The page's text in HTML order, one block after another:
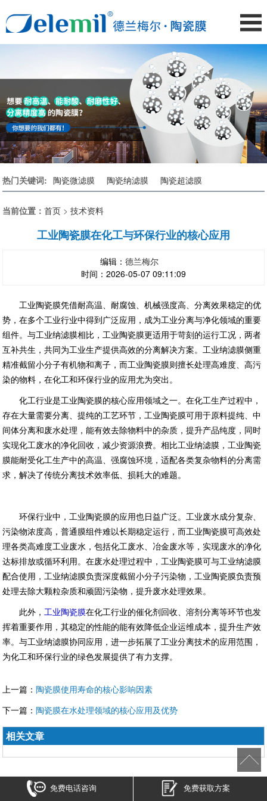
热门关键词: 陶瓷微滤膜 陶瓷纳滤膜 陶瓷超滤膜
当前位置：首页 >技术资料
工业陶瓷膜在化工与环保行业的核心应用
编辑： 德兰梅尔
时间：2026-05-07 09:11:09
工业陶瓷膜凭借耐高温、耐腐蚀、机械强度高、分离效果稳定的优
势，在多个工业行业中得到广泛应用，成为工业分离与净化领域的重要
组件。与工业纳滤膜相比，工业陶瓷膜更适用于苛刻的运行工况，两者
互补共生，共同为工业生产提供高效的分离解决方案。工业纳滤膜侧重
精准截留小分子有机物和离子，而工业陶瓷膜则擅长处理高难度、高污
染的物料，在化工和环保行业的应用尤为突出。
化工行业是工业陶瓷膜的核心应用领域之一。在化工生产过程中，
存在大量需要分离、提纯的工艺环节，工业陶瓷膜可用于原料提纯、中
间体分离和废水处理，能有效去除物料中的杂质，提升产品纯度，同时
实现化工废水的净化回收，减少资源浪费。相比工业纳滤膜，工业陶瓷
膜能耐受化工生产中的高温、强腐蚀环境，适配各类复杂物料的分离需
求，解决了传统分离技术效率低、损耗大的难题。
环保行业中，工业陶瓷膜的应用也日益广泛。工业废水成分复杂、
污染物浓度高，普通膜组件难以长期稳定运行，而工业陶瓷膜可高效处
理各类高难度工业废水，包括化工废水、冶金废水等，实现废水的净化
达标排放或循环利用。在废水处理过程中，工业陶瓷膜可与工业纳滤膜
配合使用，工业纳滤膜负责深度截留小分子污染物，工业陶瓷膜负责预
处理去除大颗粒杂质和顽固污染物，提升废水处理效果。
此外， 工业陶瓷膜在化工行业的催化剂回收、溶剂分离等环节也发
挥着重要作用，其稳定的性能的能有效降低企业运维成本，提升生产效
率。与工业纳滤膜协同应用，进一步拓展了工业分离技术的应用范围，
为化工和环保行业的绿色发展提供了有力支撑。
上一篇：陶瓷膜使用寿命的核心影响因素
下一篇：陶瓷膜在水处理领域的核心应用及优势
相关文章
免费电话咨询 免费获取方案